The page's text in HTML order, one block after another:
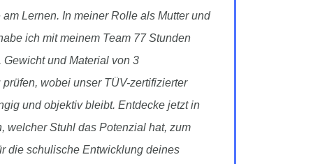
Lernen. In meiner Rolle als Mutter und
ich mit meinem Team 77 Stunden
und Material von 3
wobei unser TÜV-zertifizierter
und objektiv bleibt. Entdecke jetzt in
welcher Stuhl das Potenzial hat, zum
die schulische Entwicklung deines